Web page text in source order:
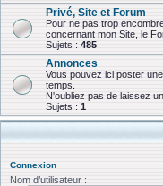
Privé, Site et Forum
Pour ne pas trop
concernant mon Site, le
Sujets : 485
Annonces
Vous pouvez ici poster
temps.
N'oubliez pas de laissez
Sujets : 1
Connexion
Nom d’utilisateur :